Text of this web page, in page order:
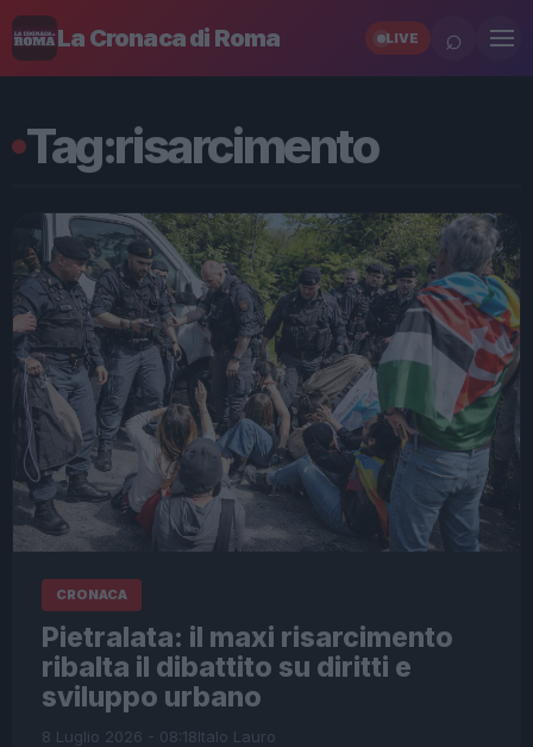
La Cronaca di Roma LIVE ⌕
Tag:risarcimento
CRONACA
Pietralata: il maxi risarcimento
ribalta il dibattito su diritti e
sviluppo urbano
8 Luglio 2026 - 08:18Italo Lauro